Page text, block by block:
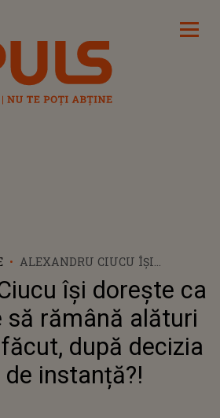
ALEXANDRU CIUCU ÎȘI
DOREȘTE CA FIICELE SALE SĂ
RĂMÂNĂ ALĂTURI DE EL! CE A
FĂCUT, DUPĂ DECIZIA LUATĂ
DE INSTANȚĂ?!
își dorește ca
să rămână alături
după decizia
de instanță?!